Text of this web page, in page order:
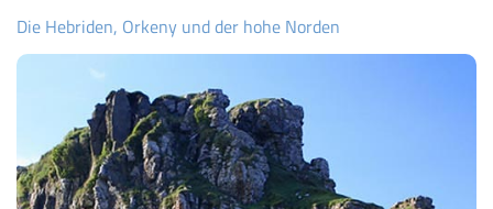
Die Hebriden, Orkeny und der hohe Norden